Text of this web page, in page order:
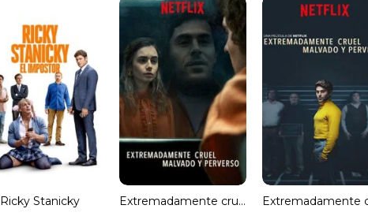
Ricky Stanicky Extremadamente cruel, malvado y perverso (HDRip) Español Torrent